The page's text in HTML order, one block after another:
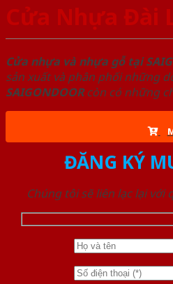
Cửa Nhựa Đài
Cửa nhựa và nhựa gỗ tại
sản xuất và phân phối những
SAIGONDOORcòn có những
ĐĂNG KÝ
Chúng tôi sẽ liên lạc lại